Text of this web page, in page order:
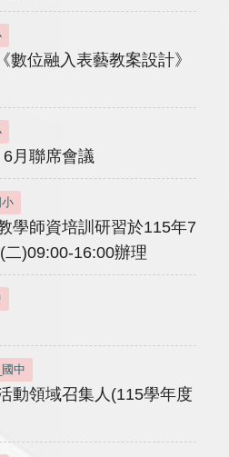
數位融入表藝教案設計》
月聯席會議
學師資培訓研習於115年7
二)09:00-16:00辦理
中
動領域召集人(115學年度